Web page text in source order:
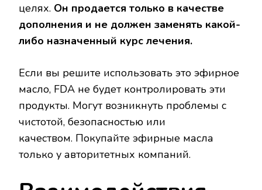
целях. Он продается только в качестве
дополнения и не должен заменять какой-
либо назначенный курс лечения.
Если вы решите использовать это эфирное
масло, FDA не будет контролировать эти
продукты. Могут возникнуть проблемы с
чистотой, безопасностью или
качеством. Покупайте эфирные масла
только у авторитетных компаний.